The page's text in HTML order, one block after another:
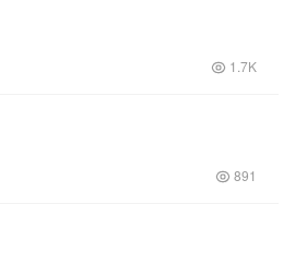
1.7K
891